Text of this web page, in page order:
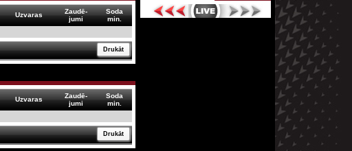
Uzvaras
Zaudē-
jumi
Soda
min.
Drukāt
Uzvaras
Zaudē-
jumi
Soda
min.
Drukāt